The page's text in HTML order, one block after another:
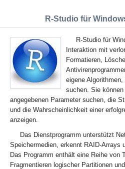
R-Studio für
R-Studio für
Interaktion mit
Formatieren,
eigene
suchen. Sie
angegebenen Parameter suchen, die
und die Wahrscheinlichkeit einer
anzeigen.
Das Dienstprogramm unterstützt
Speichermedien, erkennt RAID-Arrays
Das Programm enthält eine Reihe von
Fragmentieren logischer Partitionen